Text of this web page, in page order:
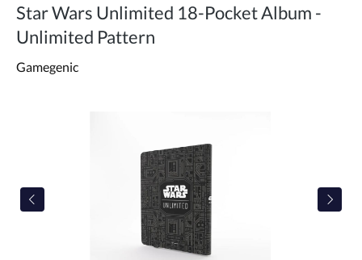
Star Wars Unlimited 18-Pocket Album -
Unlimited Pattern
Gamegenic